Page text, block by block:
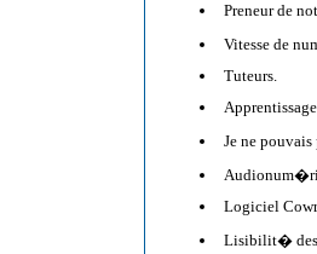
Preneur de
Vitesse de
Tuteurs.
Je ne
Logiciel
Lisibilit� des